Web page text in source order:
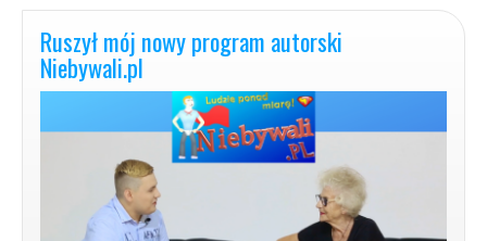
format
wideo-
wywiadów!
Ruszył mój nowy program autorski
Niebywali.pl